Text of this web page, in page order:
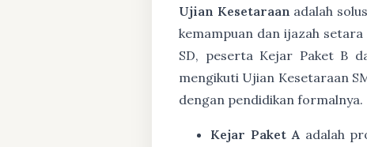
Ujian Kesetaraan adalah
kemampuan dan ijazah
SD, peserta Kejar Paket B
mengikuti Ujian Kesetaraan
dengan pendidikan formalnya.
Kejar Paket A adalah